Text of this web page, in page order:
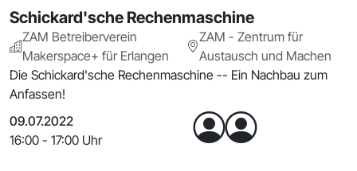
Schickard'sche Rechenmaschine
ZAM Betreiberverein
Makerspace+ für Erlangen
ZAM - Zentrum für
Austausch und Machen
Die Schickard'sche Rechenmaschine -- Ein Nachbau zum
Anfassen!
09.07.2022
16:00 - 17:00 Uhr